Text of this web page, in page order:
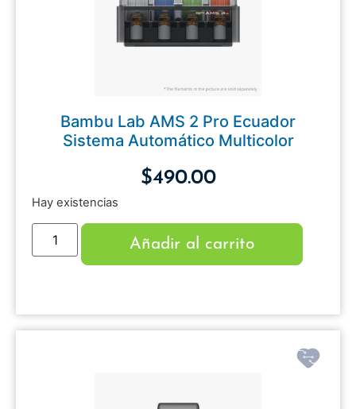
Bambu Lab AMS 2 Pro Ecuador
Sistema Automático Multicolor
$490.00
Hay existencias
Añadir al carrito